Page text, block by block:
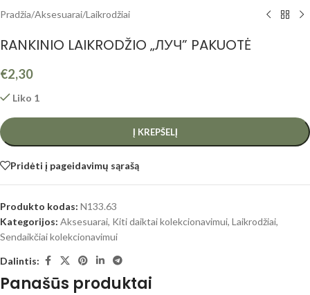
Pradžia/Aksesuarai/Laikrodžiai
RANKINIO LAIKRODŽIO „ЛУЧ” PAKUOTĖ
€2,30
Liko 1
Į KREPŠELĮ
Pridėti į pageidavimų sąrašą
Produkto kodas: N133.63
Kategorijos: Aksesuarai, Kiti daiktai kolekcionavimui, Laikrodžiai,
Sendaikčiai kolekcionavimui
Dalintis:
Panašūs produktai